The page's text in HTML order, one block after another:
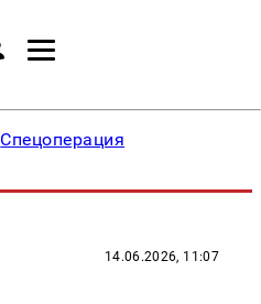
Спецоперация
14.06.2026, 11:07